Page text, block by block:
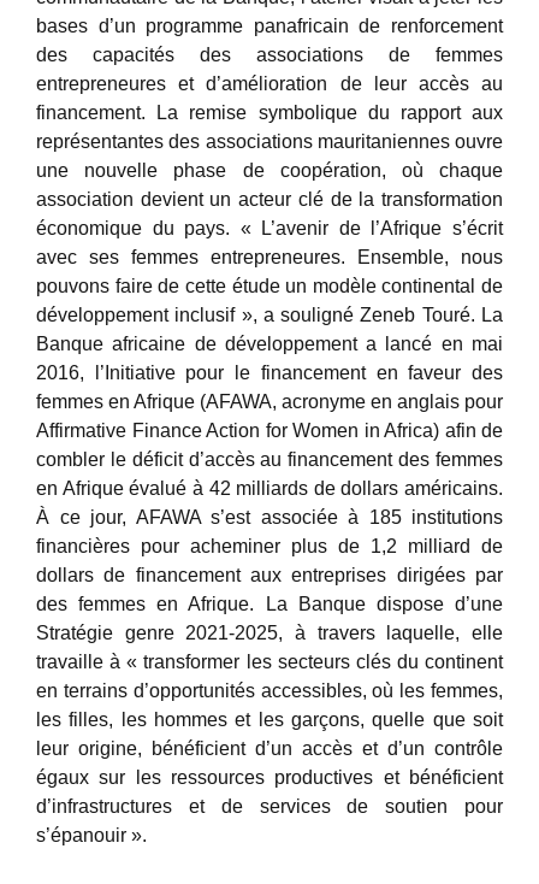
bases d’un programme panafricain de renforcement
des capacités des associations de femmes
entrepreneures et d’amélioration de leur accès au
financement. La remise symbolique du rapport aux
représentantes des associations mauritaniennes ouvre
une nouvelle phase de coopération, où chaque
association devient un acteur clé de la transformation
économique du pays. « L’avenir de l’Afrique s’écrit
avec ses femmes entrepreneures. Ensemble, nous
pouvons faire de cette étude un modèle continental de
développement inclusif », a souligné Zeneb Touré. La
Banque africaine de développement a lancé en mai
2016, l’Initiative pour le financement en faveur des
femmes en Afrique (AFAWA, acronyme en anglais pour
Affirmative Finance Action for Women in Africa) afin de
combler le déficit d’accès au financement des femmes
en Afrique évalué à 42 milliards de dollars américains.
À ce jour, AFAWA s’est associée à 185 institutions
financières pour acheminer plus de 1,2 milliard de
dollars de financement aux entreprises dirigées par
des femmes en Afrique. La Banque dispose d’une
Stratégie genre 2021-2025, à travers laquelle, elle
travaille à « transformer les secteurs clés du continent
en terrains d’opportunités accessibles, où les femmes,
les filles, les hommes et les garçons, quelle que soit
leur origine, bénéficient d’un accès et d’un contrôle
égaux sur les ressources productives et bénéficient
d’infrastructures et de services de soutien pour
s’épanouir ».